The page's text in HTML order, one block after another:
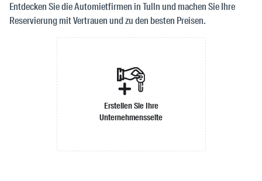
Entdecken Sie die Automietfirmen in Tulln und machen Sie Ihre
Reservierung mit Vertrauen und zu den besten Preisen.
Erstellen Sie Ihre
Unternehmensseite